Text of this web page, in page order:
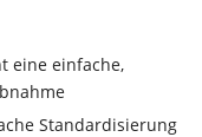
eine einfache,
Standardisierung